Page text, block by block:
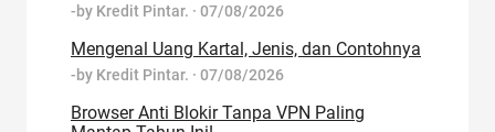
-by Kredit Pintar. · 07/08/2026
Mengenal Uang Kartal, Jenis, dan Contohnya
-by Kredit Pintar. · 07/08/2026
Browser Anti Blokir Tanpa VPN Paling